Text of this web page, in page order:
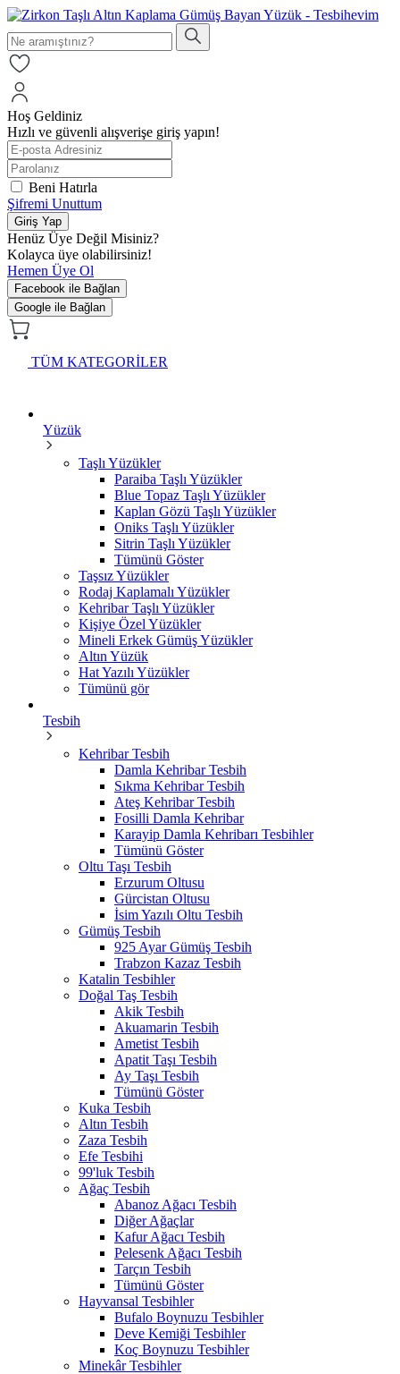
Hoş Geldiniz
Hızlı ve güvenli alışverişe giriş yapın!
Beni Hatırla
Şifremi Unuttum
Giriş Yap
Henüz Üye Değil Misiniz?
Kolayca üye olabilirsiniz!
Hemen Üye Ol
Facebook ile Bağlan
Google ile Bağlan
TÜM KATEGORİLER
Yüzük
Taşlı Yüzükler
Paraiba Taşlı Yüzükler
Blue Topaz Taşlı Yüzükler
Kaplan Gözü Taşlı Yüzükler
Oniks Taşlı Yüzükler
Sitrin Taşlı Yüzükler
Tümünü Göster
Taşsız Yüzükler
Rodaj Kaplamalı Yüzükler
Kehribar Taşlı Yüzükler
Kişiye Özel Yüzükler
Mineli Erkek Gümüş Yüzükler
Altın Yüzük
Hat Yazılı Yüzükler
Tümünü gör
Tesbih
Kehribar Tesbih
Damla Kehribar Tesbih
Sıkma Kehribar Tesbih
Ateş Kehribar Tesbih
Fosilli Damla Kehribar
Karayip Damla Kehribarı Tesbihler
Tümünü Göster
Oltu Taşı Tesbih
Erzurum Oltusu
Gürcistan Oltusu
İsim Yazılı Oltu Tesbih
Gümüş Tesbih
925 Ayar Gümüş Tesbih
Trabzon Kazaz Tesbih
Katalin Tesbihler
Doğal Taş Tesbih
Akik Tesbih
Akuamarin Tesbih
Ametist Tesbih
Apatit Taşı Tesbih
Ay Taşı Tesbih
Tümünü Göster
Kuka Tesbih
Altın Tesbih
Zaza Tesbih
Efe Tesbihi
99'luk Tesbih
Ağaç Tesbih
Abanoz Ağacı Tesbih
Diğer Ağaçlar
Kafur Ağacı Tesbih
Pelesenk Ağacı Tesbih
Tarçın Tesbih
Tümünü Göster
Hayvansal Tesbihler
Bufalo Boynuzu Tesbihler
Deve Kemiği Tesbihler
Koç Boynuzu Tesbihler
Minekâr Tesbihler